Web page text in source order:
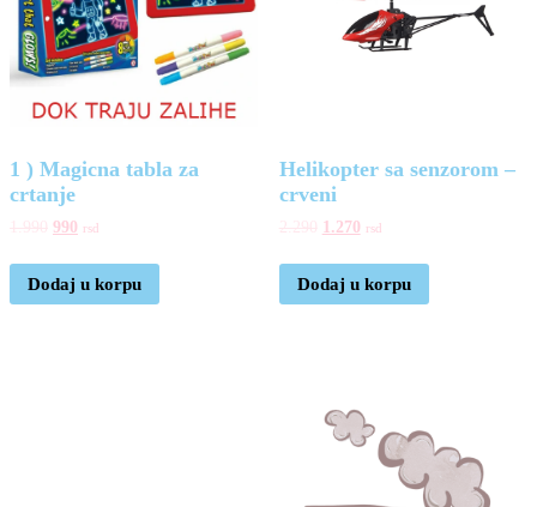
1 ) Magicna tabla za
crtanje
990 rsd
Dodaj u korpu
Helikopter sa senzorom –
crveni
1.270 rsd
Dodaj u korpu